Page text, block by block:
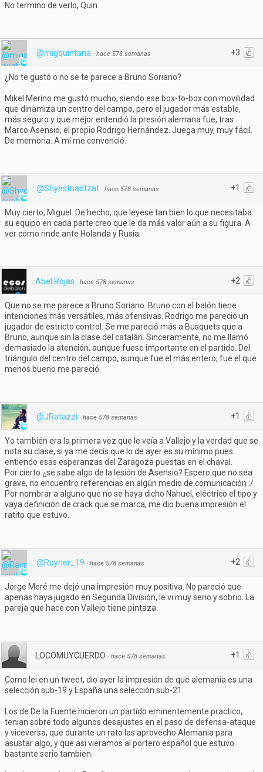
No termino de verlo, Quin.
+3
@migquintana · hace 578 semanas
¿No te gustó o no se te parece a Bruno Soriano?
Mikel Merino me gustó mucho, siendo ese box-to-box con movilidad
que dinamiza un centro del campo, pero el jugador más estable,
más seguro y que mejor entendió la presión alemana fue, tras
Marco Asensio, el propio Rodrigo Hernández. Juega muy, muy fácil.
De memoria. A mí me convenció.
+1
@Shyestnadtzat · hace 578 semanas
Muy cierto, Miguel. De hecho, que leyese tan bien lo que necesitaba
su equipo en cada parte creo que le da más valor aún a su figura. A
ver cómo rinde ante Holanda y Rusia.
+2
Abel Rojas · hace 578 semanas
Que no se me parece a Bruno Soriano. Bruno con el balón tiene
intenciones más versátiles, más ofensivas. Rodrigo me pareció un
jugador de estricto control. Se me pareció más a Busquets que a
Bruno, aunque sin la clase del catalán. Sinceramente, no me llamó
demasiado la atención, aunque fuese importante en el partido. Del
triángulo del centro del campo, aunque fue el más entero, fue el que
menos bueno me pareció.
+1
@JRatazzi · hace 578 semanas
Yo también era la primera vez que le veía a Vallejo y la verdad que se
nota su clase, si ya me decís que lo de ayer es su mínimo pues
entiendo esas esperanzas del Zaragoza puestas en el chaval.
Por cierto ¿se sabe algo de la lesión de Asensio? Espero que no sea
grave, no encuentro referencias en algún medio de comunicación :/
Por nombrar a alguno que no se haya dicho Nahuel, eléctrico el tipo y
vaya definición de crack que se marca, me dio buena impresión el
ratito que estuvo.
+2
@Rayner_19 · hace 578 semanas
Jorge Meré me dejó una impresión muy positiva. No pareció que
apenas haya jugado en Segunda División, le vi muy serio y sobrio. La
pareja que hace con Vallejo tiene pintaza.
+1
LOCOMUYCUERDO · hace 578 semanas
Como lei en un tweet, dio ayer la impresión de que alemania es una
selección sub-19 y España una selección sub-21.
Los de De la Fuente hicieron un partido eminentemente practico,
tenian sobre todo algunos desajustes en el paso de defensa-ataque
y viceversa, que durante un rato las aprovecho Alemania para
asustar algo, y que asi vieramos al portero español que estuvo
bastante serio tambien.